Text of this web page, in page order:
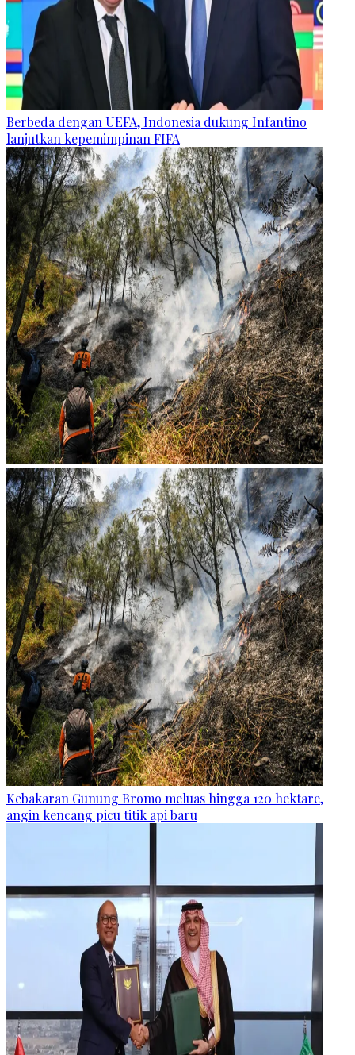
Berbeda dengan UEFA, Indonesia dukung Infantino
lanjutkan kepemimpinan FIFA
Kebakaran Gunung Bromo meluas hingga 120 hektare,
angin kencang picu titik api baru